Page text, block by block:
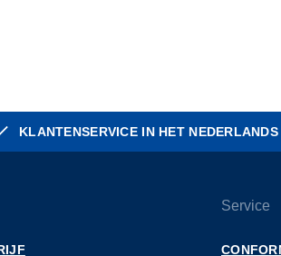
KLANTENSERVICE IN HET NEDERLANDS
Service